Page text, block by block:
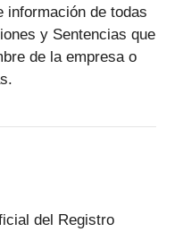
información de todas
y Sentencias que
de la empresa o
del Registro